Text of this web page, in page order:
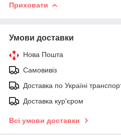
Приховати
Умови доставки
Нова Пошта
Самовивіз
Доставка по Україні
Доставка кур'єром
Всі умови доставки